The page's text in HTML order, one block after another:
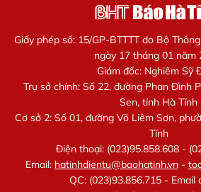
Giấy phép số: 15/GP-BTTTT do Bộ
ngày 17 tháng 01 năm
Giám đốc: Nghiêm Sỹ
Trụ sở chính: Số 22, đường Phan Đình
Sen, tỉnh Hà Tĩnh
Cơ sở 2: Số 01, đường Võ Liêm Sơn,
Tĩnh
Điện thoại: (023)95.858.608 -
Email: hatinhdientu@baohatinh.vn-
QC: (023)93.856.715 - Email